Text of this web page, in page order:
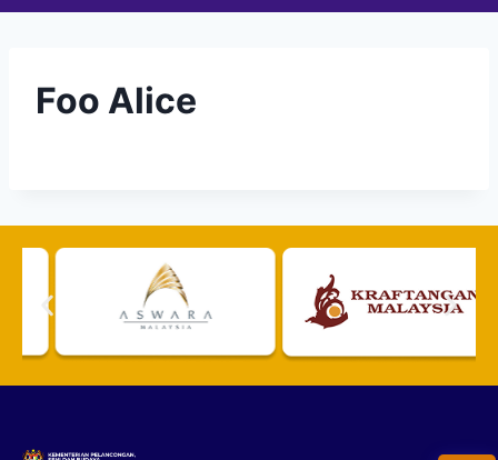
Foo Alice